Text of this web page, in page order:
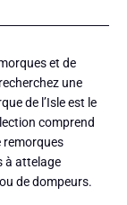
et de
une
de l’Isle est le
comprend
remorques
à attelage
de dompeurs.